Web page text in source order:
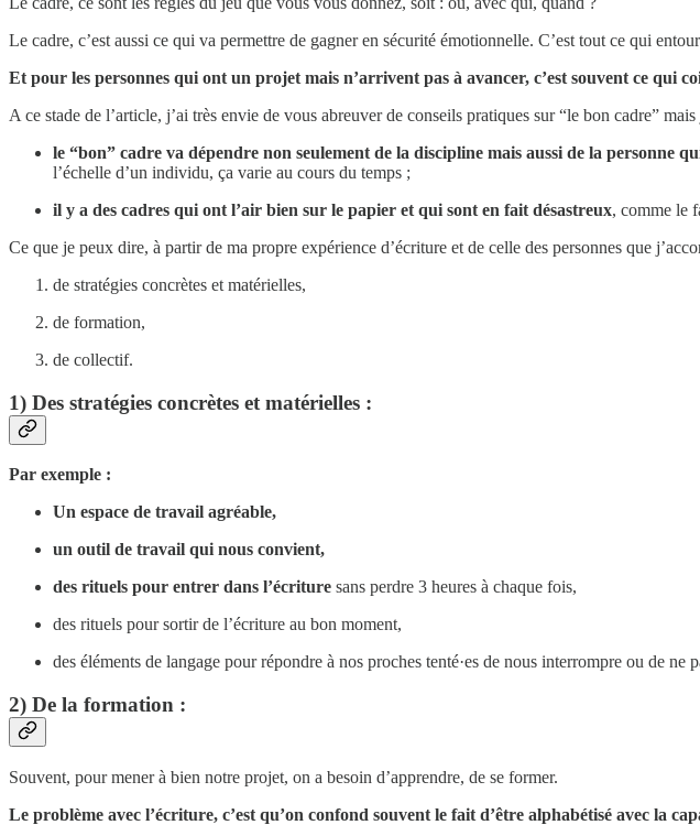
Le cadre, c’est aussi ce qui va permettre de gagner en sécurité émotionnelle. C’est tout ce qui
Et pour les personnes qui ont un projet mais n’arrivent pas à avancer, c’est souvent ce qui
A ce stade de l’article, j’ai très envie de vous abreuver de conseils pratiques sur “le bon cadre”
le “bon” cadre va dépendre non seulement de la discipline mais aussi de la personne
l’échelle d’un individu, ça varie au cours du temps ;
il y a des cadres qui ont l’air bien sur le papier et qui sont en fait désastreux, comme le
Ce que je peux dire, à partir de ma propre expérience d’écriture et de celle des personnes que
de stratégies concrètes et matérielles,
de formation,
de collectif.
1) Des stratégies concrètes et matérielles :
Par exemple :
Un espace de travail agréable,
un outil de travail qui nous convient,
des rituels pour entrer dans l’écriture sans perdre 3 heures à chaque fois,
des rituels pour sortir de l’écriture au bon moment,
des éléments de langage pour répondre à nos proches tenté·es de nous interrompre ou de
2) De la formation :
Souvent, pour mener à bien notre projet, on a besoin d’apprendre, de se former.
Le problème avec l’écriture, c’est qu’on confond souvent le fait d’être alphabétisé avec la